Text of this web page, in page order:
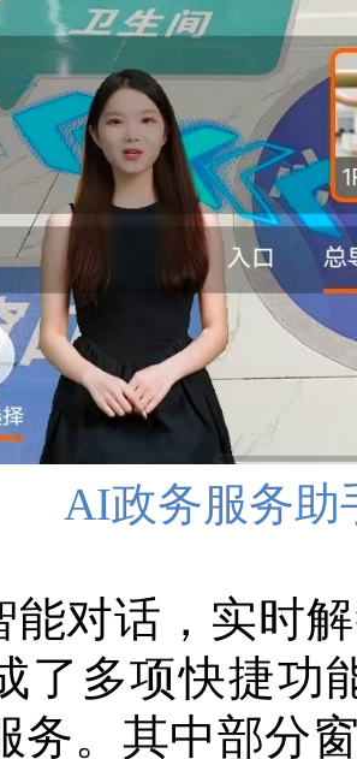
AI政务服务助
能对话，实时
了多项快捷功
务。其中部分